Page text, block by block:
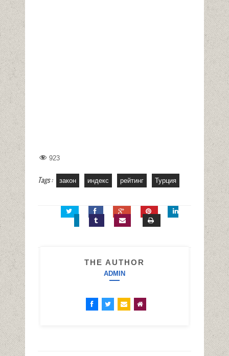
923
Tags : закон индекс рейтинг Турция
THE AUTHOR
ADMIN